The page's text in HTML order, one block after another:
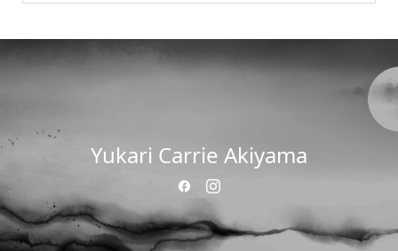
Yukari Carrie Akiyama